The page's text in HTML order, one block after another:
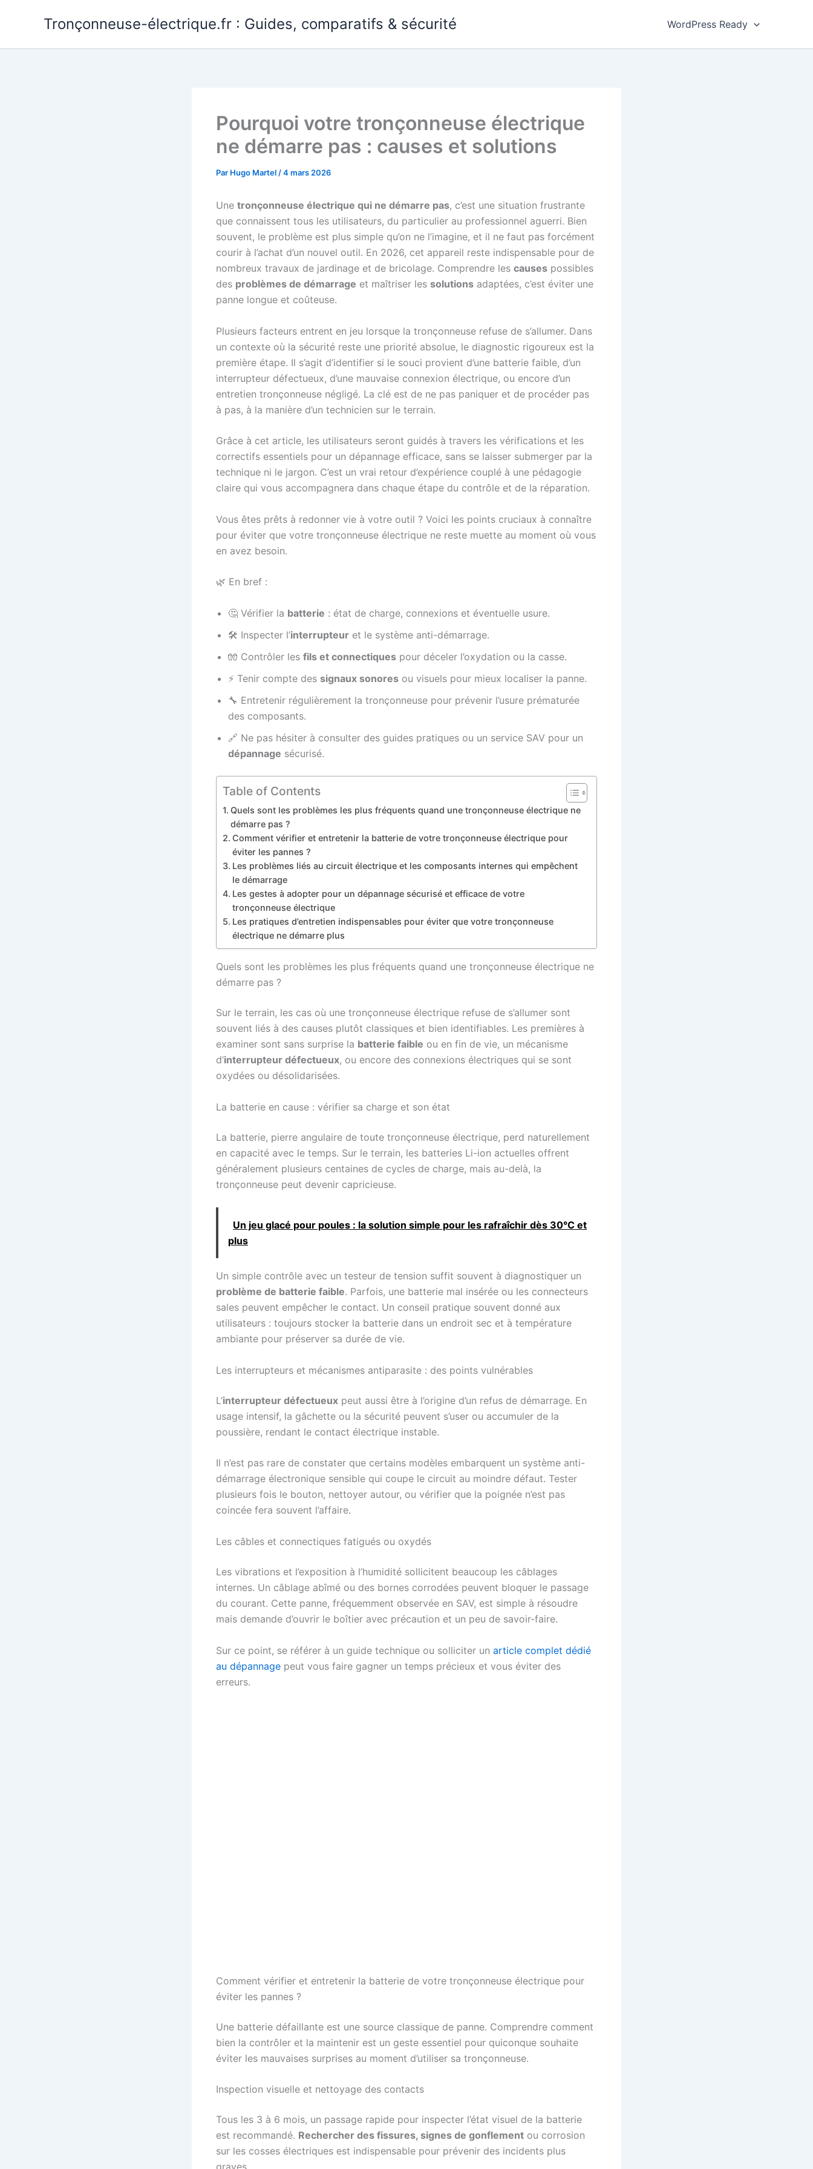
Tronçonneuse-électrique.fr : Guides, comparatifs & sécurité WordPress Ready
Pourquoi votre tronçonneuse électrique
ne démarre pas : causes et solutions
Par Hugo Martel /4 mars 2026
Une tronçonneuse électrique qui ne démarre pas, c’est une situation frustrante
que connaissent tous les utilisateurs, du particulier au professionnel aguerri. Bien
souvent, le problème est plus simple qu’on ne l’imagine, et il ne faut pas forcément
courir à l’achat d’un nouvel outil. En 2026, cet appareil reste indispensable pour de
nombreux travaux de jardinage et de bricolage. Comprendre les causes possibles
des problèmes de démarrage et maîtriser les solutions adaptées, c’est éviter une
panne longue et coûteuse.
Plusieurs facteurs entrent en jeu lorsque la tronçonneuse refuse de s’allumer. Dans
un contexte où la sécurité reste une priorité absolue, le diagnostic rigoureux est la
première étape. Il s’agit d’identifier si le souci provient d’une batterie faible, d’un
interrupteur défectueux, d’une mauvaise connexion électrique, ou encore d’un
entretien tronçonneuse négligé. La clé est de ne pas paniquer et de procéder pas
à pas, à la manière d’un technicien sur le terrain.
Grâce à cet article, les utilisateurs seront guidés à travers les vérifications et les
correctifs essentiels pour un dépannage efficace, sans se laisser submerger par la
technique ni le jargon. C’est un vrai retour d’expérience couplé à une pédagogie
claire qui vous accompagnera dans chaque étape du contrôle et de la réparation.
Vous êtes prêts à redonner vie à votre outil ? Voici les points cruciaux à connaître
pour éviter que votre tronçonneuse électrique ne reste muette au moment où vous
en avez besoin.
🌿 En bref :
🤔 Vérifier la batterie : état de charge, connexions et éventuelle usure.
🛠️ Inspecter l’interrupteur et le système anti-démarrage.
🧤 Contrôler les fils et connectiques pour déceler l’oxydation ou la casse.
⚡ Tenir compte des signaux sonores ou visuels pour mieux localiser la panne.
🔧 Entretenir régulièrement la tronçonneuse pour prévenir l’usure prématurée
des composants.
🔗 Ne pas hésiter à consulter des guides pratiques ou un service SAV pour un
dépannage sécurisé.
Table of Contents
Quels sont les problèmes les plus fréquents quand une tronçonneuse électrique ne
démarre pas ?
Comment vérifier et entretenir la batterie de votre tronçonneuse électrique pour
éviter les pannes ?
Les problèmes liés au circuit électrique et les composants internes qui empêchent
le démarrage
Les gestes à adopter pour un dépannage sécurisé et efficace de votre
tronçonneuse électrique
Les pratiques d’entretien indispensables pour éviter que votre tronçonneuse
électrique ne démarre plus
Quels sont les problèmes les plus fréquents quand une tronçonneuse électrique ne
démarre pas ?
Sur le terrain, les cas où une tronçonneuse électrique refuse de s’allumer sont
souvent liés à des causes plutôt classiques et bien identifiables. Les premières à
examiner sont sans surprise la batterie faible ou en fin de vie, un mécanisme
d’interrupteur défectueux, ou encore des connexions électriques qui se sont
oxydées ou désolidarisées.
La batterie en cause : vérifier sa charge et son état
La batterie, pierre angulaire de toute tronçonneuse électrique, perd naturellement
en capacité avec le temps. Sur le terrain, les batteries Li-ion actuelles offrent
généralement plusieurs centaines de cycles de charge, mais au-delà, la
tronçonneuse peut devenir capricieuse.
Un jeu glacé pour poules : la solution simple pour les rafraîchir dès 30°C et
plus
Un simple contrôle avec un testeur de tension suffit souvent à diagnostiquer un
problème de batterie faible. Parfois, une batterie mal insérée ou les connecteurs
sales peuvent empêcher le contact. Un conseil pratique souvent donné aux
utilisateurs : toujours stocker la batterie dans un endroit sec et à température
ambiante pour préserver sa durée de vie.
Les interrupteurs et mécanismes antiparasite : des points vulnérables
L’interrupteur défectueux peut aussi être à l’origine d’un refus de démarrage. En
usage intensif, la gâchette ou la sécurité peuvent s’user ou accumuler de la
poussière, rendant le contact électrique instable.
Il n’est pas rare de constater que certains modèles embarquent un système anti-
démarrage électronique sensible qui coupe le circuit au moindre défaut. Tester
plusieurs fois le bouton, nettoyer autour, ou vérifier que la poignée n’est pas
coincée fera souvent l’affaire.
Les câbles et connectiques fatigués ou oxydés
Les vibrations et l’expo­sition à l’humidité sollicitent beaucoup les câblages
internes. Un câblage abîmé ou des bornes corrodées peuvent bloquer le passage
du courant. Cette panne, fréquemment observée en SAV, est simple à résoudre
mais demande d’ouvrir le boîtier avec précaution et un peu de savoir-faire.
Sur ce point, se référer à un guide technique ou solliciter un article complet dédié
au dépannage peut vous faire gagner un temps précieux et vous éviter des
erreurs.
Comment vérifier et entretenir la batterie de votre tronçonneuse électrique pour
éviter les pannes ?
Une batterie défaillante est une source classique de panne. Comprendre comment
bien la contrôler et la maintenir est un geste essentiel pour quiconque souhaite
éviter les mauvaises surprises au moment d’utiliser sa tronçonneuse.
Inspection visuelle et nettoyage des contacts
Tous les 3 à 6 mois, un passage rapide pour inspecter l’état visuel de la batterie
est recommandé. Rechercher des fissures, signes de gonflement ou corrosion
sur les cosses électriques est indispensable pour prévenir des incidents plus